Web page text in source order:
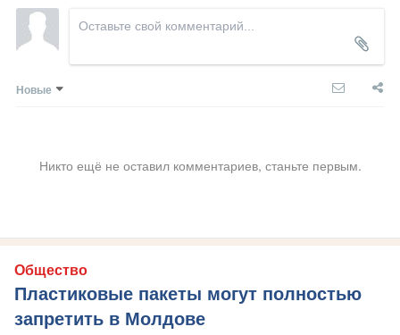
Новые
Никто ещё не оставил комментариев, станьте первым.
Общество
Пластиковые пакеты могут полностью
запретить в Молдове